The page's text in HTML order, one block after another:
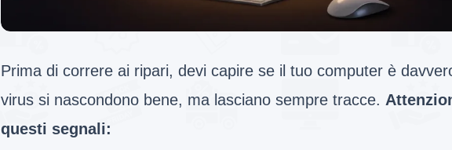
Prima di correre ai ripari, devi capire se il tuo computer è
virus si nascondono bene, ma lasciano sempre tracce.
questi segnali: